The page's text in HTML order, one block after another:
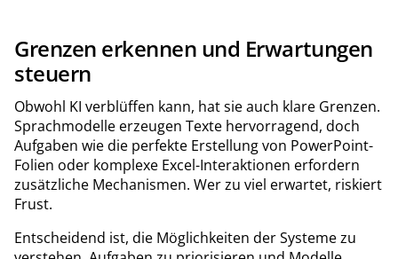
Grenzen erkennen und Erwartungen
steuern
Obwohl KI verblüffen kann, hat sie auch klare Grenzen.
Sprachmodelle erzeugen Texte hervorragend, doch
Aufgaben wie die perfekte Erstellung von PowerPoint-
Folien oder komplexe Excel-Interaktionen erfordern
zusätzliche Mechanismen. Wer zu viel erwartet, riskiert
Frust.
Entscheidend ist, die Möglichkeiten der Systeme zu